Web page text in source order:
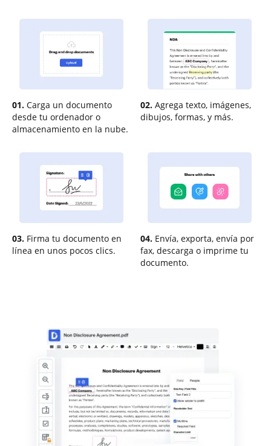
01. Carga un documento
desde tu ordenador o
almacenamiento en la nube.
02. Agrega texto, imágenes,
dibujos, formas, y más.
03. Firma tu documento en
línea en unos pocos clics.
04. Envía, exporta, envía por
fax, descarga o imprime tu
documento.